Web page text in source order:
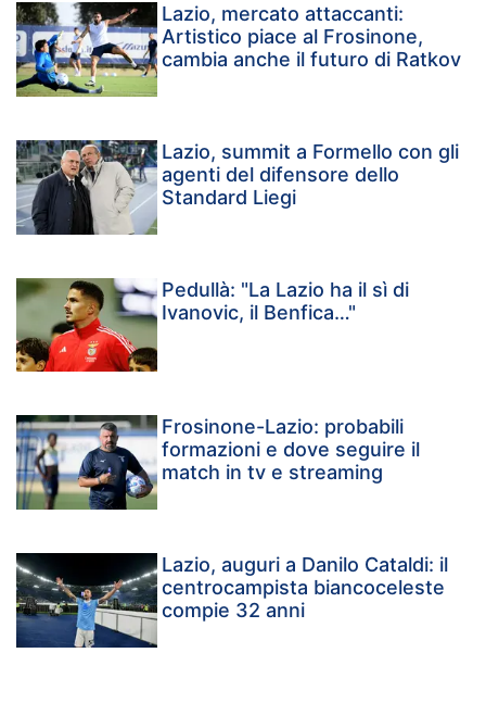
Lazio, mercato attaccanti:
Artistico piace al Frosinone,
cambia anche il futuro di Ratkov
Lazio, summit a Formello con gli
agenti del difensore dello
Standard Liegi
Pedullà: "La Lazio ha il sì di
Ivanovic, il Benfica…"
Frosinone-Lazio: probabili
formazioni e dove seguire il
match in tv e streaming
Lazio, auguri a Danilo Cataldi: il
centrocampista biancoceleste
compie 32 anni